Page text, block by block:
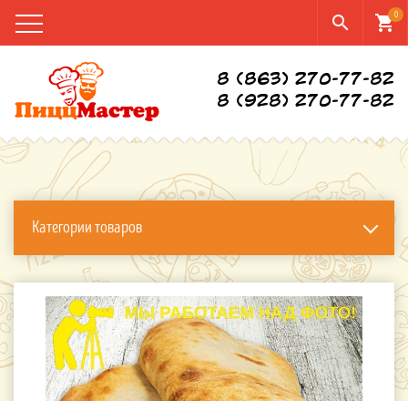
shopping_cart0
search
8 (863) 270-77-82
8 (928) 270-77-82
Категории товаров